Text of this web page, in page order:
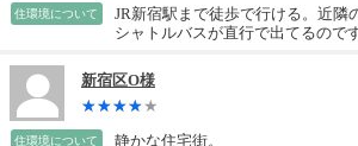
住環境について
JR新宿駅まで徒歩で行ける。近隣
シャトルバスが直行で出てるので
新宿区O様
住環境について 静かな住宅街。